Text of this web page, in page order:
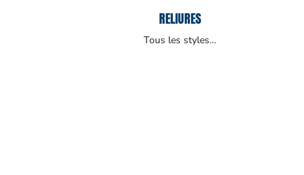
RELIURES
Tous les styles…